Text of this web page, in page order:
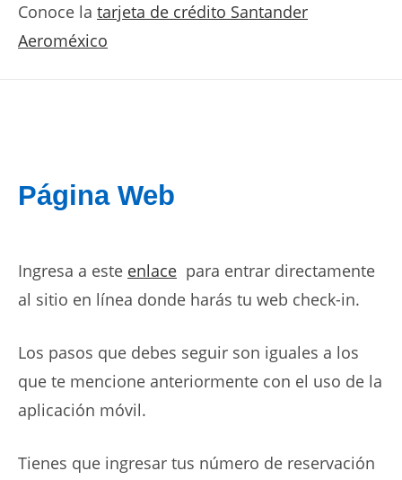
Conoce la tarjeta de crédito Santander
Aeroméxico
Página Web
Ingresa a este enlace para entrar directamente
al sitio en línea donde harás tu web check-in.
Los pasos que debes seguir son iguales a los
que te mencione anteriormente con el uso de la
aplicación móvil.
Tienes que ingresar tus número de reservación